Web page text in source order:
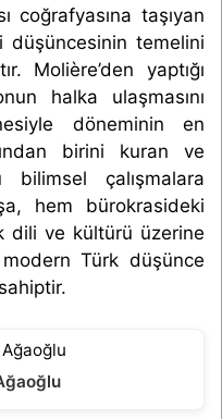
coğrafyasına taşıyan
düşüncesinin temelini
Molière’den yaptığı
halka ulaşmasını
döneminin en
birini kuran ve
bilimsel çalışmalara
hem bürokrasideki
dili ve kültürü üzerine
modern Türk düşünce